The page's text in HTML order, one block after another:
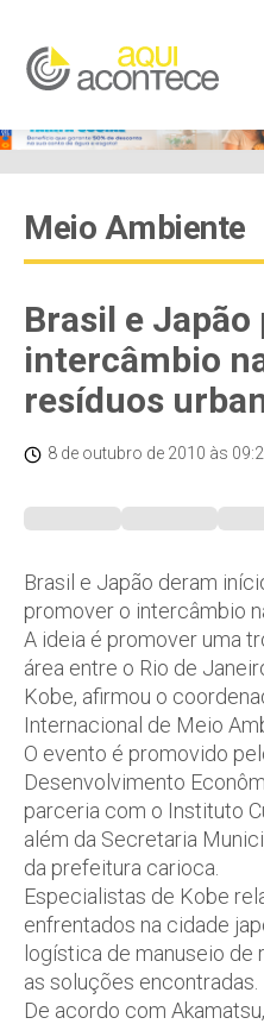
Meio Ambiente
Brasil e
intercâmbio
resíduos
8 de outubro de 2010 às
Brasil e Japão deram
promover o intercâmbio
A ideia é promover uma
área entre o Rio de
Kobe, afirmou o
Internacional de Meio
O evento é promovido
Desenvolvimento
parceria com o Instituto
além da Secretaria
da prefeitura carioca.
Especialistas de Kobe
enfrentados na cidade
logística de manuseio de
as soluções encontradas.
De acordo com